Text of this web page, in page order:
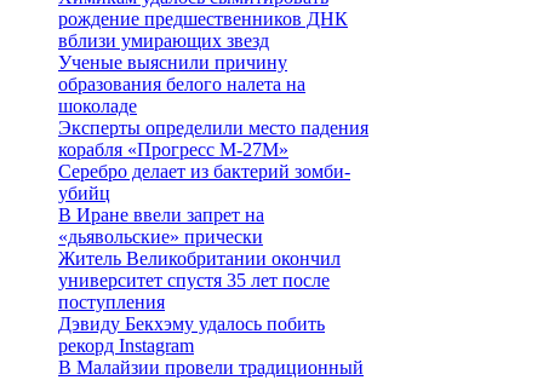
рождение предшественников ДНК
вблизи умирающих звезд
Ученые выяснили причину
образования белого налета на
шоколаде
Эксперты определили место падения
корабля «Прогресс М-27М»
Серебро делает из бактерий зомби-
убийц
В Иране ввели запрет на
«дьявольские» прически
Житель Великобритании окончил
университет спустя 35 лет после
поступления
Дэвиду Бекхэму удалось побить
рекорд Instagram
В Малайзии провели традиционный